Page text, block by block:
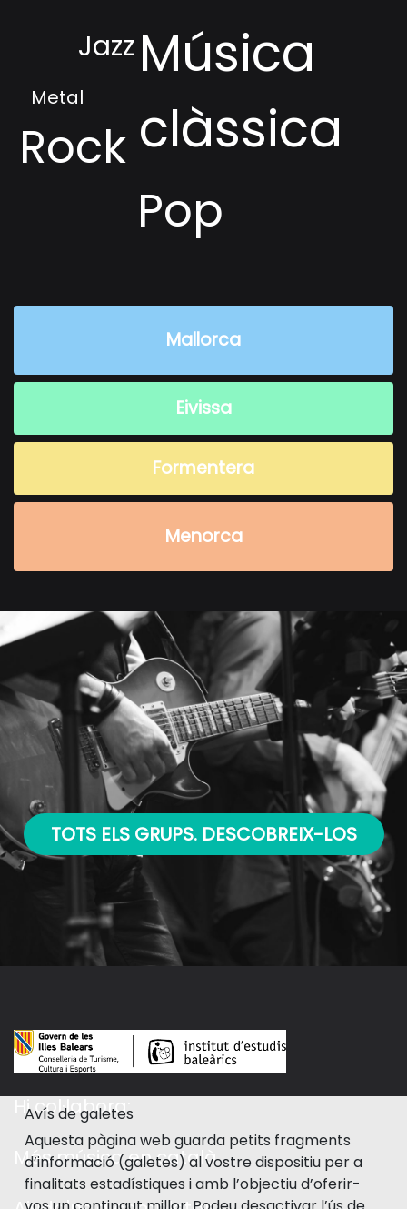
Música
clàssica
Pop
Rock
Jazz
Metal
Mallorca
Eivissa
Formentera
Menorca
TOTS ELS GRUPS. DESCOBREIX-LOS
Hi col·labora:
Més música en català
Avís de galetes
Aquesta pàgina web guarda petits fragments
d’informació (galetes) al vostre dispositiu per a
finalitats estadístiques i amb l’objectiu d’oferir-